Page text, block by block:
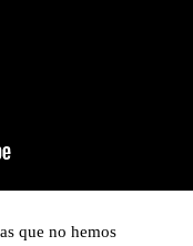
que no hemos